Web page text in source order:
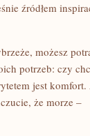
źródłem
możesz
potrzeb: czy
jest
że morze –